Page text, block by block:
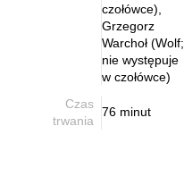
czołówce),
Grzegorz
Warchoł (Wolf;
nie występuje
w czołówce)
Czas
trwania
76 minut